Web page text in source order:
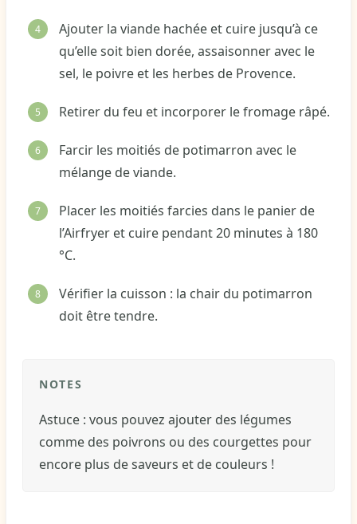
Ajouter la viande hachée et cuire jusqu’à ce
qu’elle soit bien dorée, assaisonner avec le
sel, le poivre et les herbes de Provence.
Retirer du feu et incorporer le fromage râpé.
Farcir les moitiés de potimarron avec le
mélange de viande.
Placer les moitiés farcies dans le panier de
l’Airfryer et cuire pendant 20 minutes à 180
°C.
Vérifier la cuisson : la chair du potimarron
doit être tendre.
NOTES
Astuce : vous pouvez ajouter des légumes
comme des poivrons ou des courgettes pour
encore plus de saveurs et de couleurs !